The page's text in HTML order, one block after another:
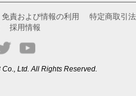
免責および情報の利用
特定商取引法
採用情報
Ltd. All Rights Reserved.